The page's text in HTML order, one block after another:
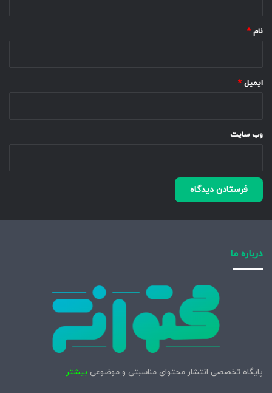
نام *
ایمیل *
وب‌ سایت
درباره ما
پایگاه تخصصی انتشار محتوای مناسبتی و موضوعی بیشتر